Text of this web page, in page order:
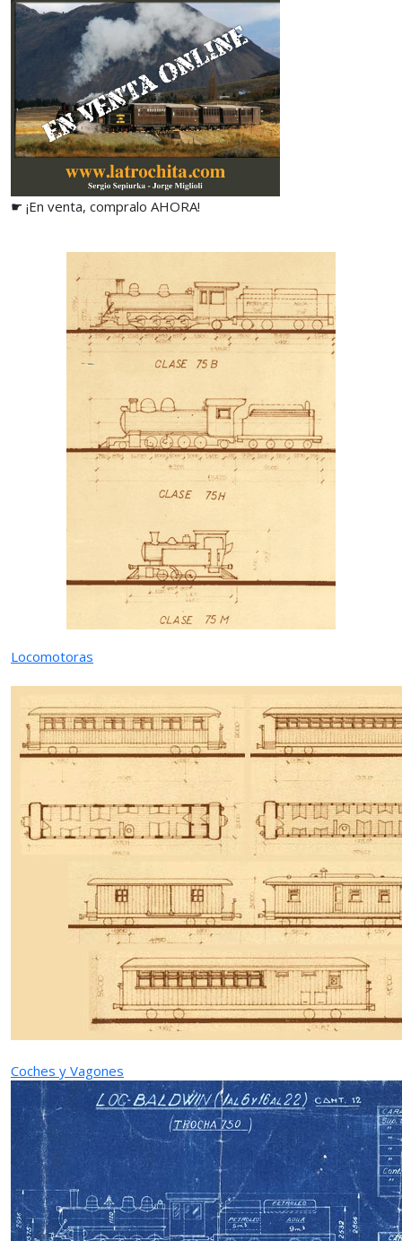
☛ ¡En venta, compralo AHORA!
Locomotoras
Coches y Vagones